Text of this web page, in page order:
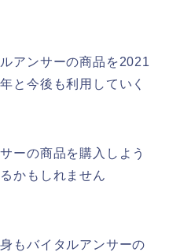
アンサーの商品を2021
と今後も利用していく
ーの商品を購入しよう
かもしれません
もバイタルアンサーの